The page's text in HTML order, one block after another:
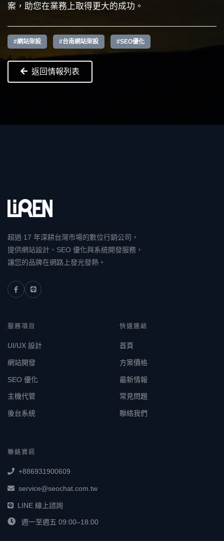
案，助您在業務上取得更大的成功。
#網站架設 #台南網站架設 #SEO優化
返回情報列表
超過 17 年深耕台灣市場的數位行銷公司，
提供網站設計、SEO 優化與系統開發服務，
讓您的品牌在網路上發光發熱。
服務項目
UI/UX 設計
網站開發
SEO 優化
主機代管
後台系統
快速連結
首頁
方案價格
最新情報
常見問題
聯絡我們
聯絡資訊
+886931900609
service@seochat.com.tw
LINE 線上諮詢
週一至週五 09:00–18:00